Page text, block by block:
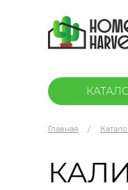
Главная